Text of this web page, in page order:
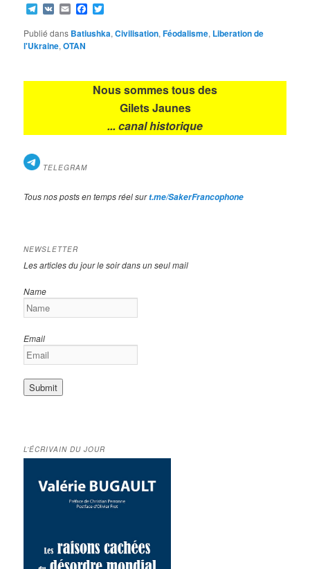
Telegram
VK EmailFacebook
Publié dans Batiushka,Civilisation,Féodalisme, Liberation de
l'Ukraine,OTAN
Nous sommes tous des
Gilets Jaunes
... canal historique
TELEGRAM
Tous nos posts en temps réel surt.me/SakerFrancophone
NEWSLETTER
Les articles du jour le soir dans un seul mail
Name
Email
L’ÉCRIVAIN DU JOUR